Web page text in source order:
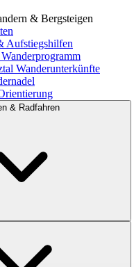
& Bergsteigen
Aufstiegshilfen
Wanderunterkünfte
& Radfahren